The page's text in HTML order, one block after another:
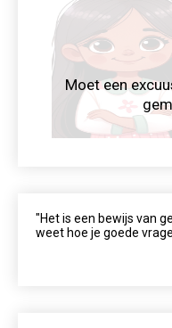
Moet een
"Het is een bewijs van
weet hoe je goede